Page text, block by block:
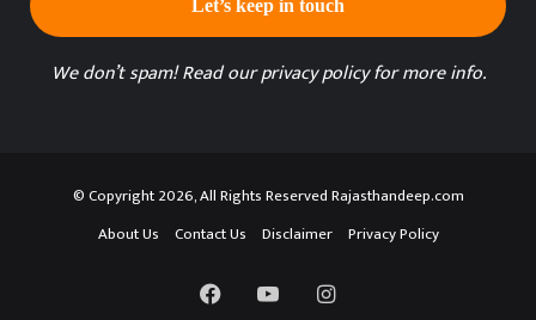
We don’t spam! Read ourprivacy policyfor more info.
© Copyright 2026, All Rights Reserved Rajasthandeep.com
About Us
Contact Us Disclaimer Privacy Policy
FacebookYouTubeInstagram